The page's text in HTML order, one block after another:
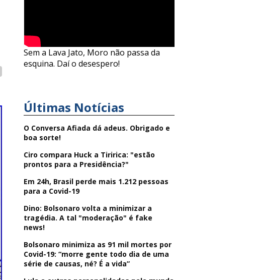
Sem a Lava Jato, Moro não passa da
esquina. Daí o desespero!
Últimas Notícias
O Conversa Afiada dá adeus. Obrigado e
boa sorte!
Ciro compara Huck a Tiririca: "estão
prontos para a Presidência?"
Em 24h, Brasil perde mais 1.212 pessoas
para a Covid-19
Dino: Bolsonaro volta a minimizar a
tragédia. A tal "moderação" é fake
news!
Bolsonaro minimiza as 91 mil mortes por
Covid-19: “morre gente todo dia de uma
série de causas, né? É a vida”